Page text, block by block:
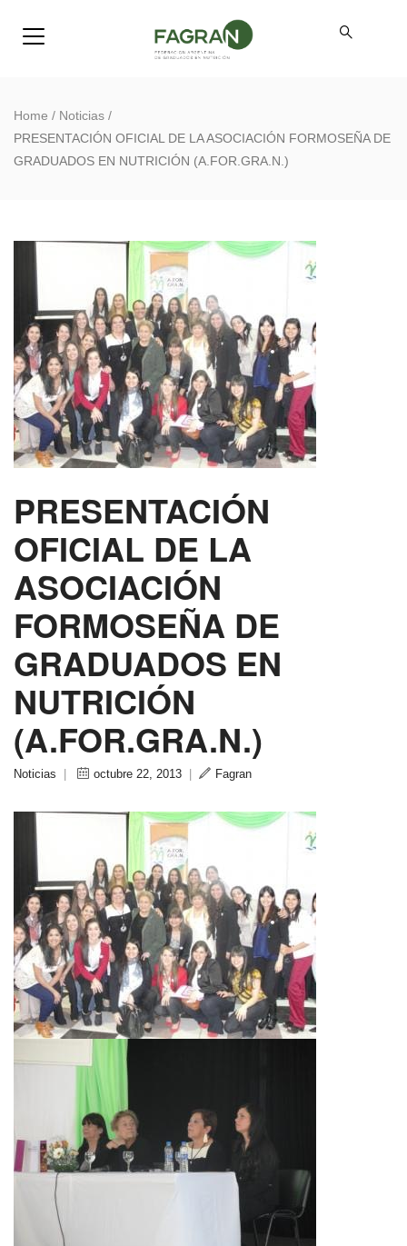
Home / Noticias /
PRESENTACIÓN OFICIAL DE LA ASOCIACIÓN FORMOSEÑA DE
GRADUADOS EN NUTRICIÓN (A.FOR.GRA.N.)
PRESENTACIÓN
OFICIAL DE LA
ASOCIACIÓN
FORMOSEÑA DE
GRADUADOS EN
NUTRICIÓN
(A.FOR.GRA.N.)
Noticias octubre 22, 2013 Fagran